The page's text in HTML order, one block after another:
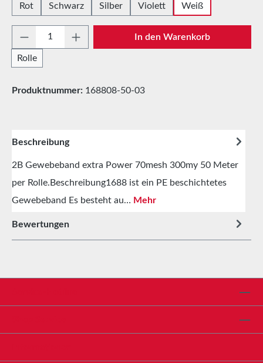
Rot Schwarz Silber Violett Weiß
Produkt Anzahl: Gib den gewünschten
Rolle
In den Warenkorb
Produktnummer: 168808-50-03
Beschreibung
2B Gewebeband extra Power 70mesh 300my 50 Meter
per Rolle.Beschreibung1688 ist ein PE beschichtetes
Gewebeband Es besteht au… Mehr
Bewertungen